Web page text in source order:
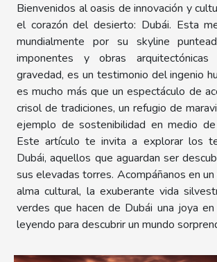
Bienvenidos al oasis de innovación y
el corazón del desierto: Dubái. Esta
mundialmente por su skyline
imponentes y obras
gravedad, es un testimonio del ingenio
es mucho más que un espectáculo de
crisol de tradiciones, un refugio de
ejemplo de sostenibilidad en medio
Este artículo te invita a explorar los
Dubái, aquellos que aguardan ser
sus elevadas torres. Acompáñanos en
alma cultural, la exuberante vida
verdes que hacen de Dubái una joya
leyendo para descubrir un mundo